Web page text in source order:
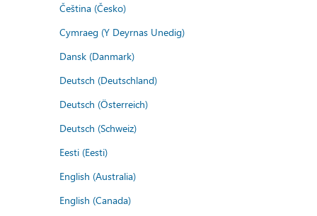
Čeština (Česko)
Cymraeg (Y Deyrnas Unedig)
Dansk (Danmark)
Deutsch (Deutschland)
Deutsch (Österreich)
Deutsch (Schweiz)
Eesti (Eesti)
English (Australia)
English (Canada)